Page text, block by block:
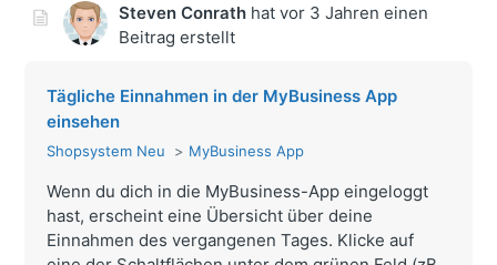
Steven Conrath hatvor 3 Jahren einen
Beitrag erstellt
Tägliche Einnahmen in der MyBusiness App
einsehen
Shopsystem Neu MyBusiness App
Wenn du dich in die MyBusiness-App eingeloggt
hast, erscheint eine Übersicht über deine
Einnahmen des vergangenen Tages. Klicke auf